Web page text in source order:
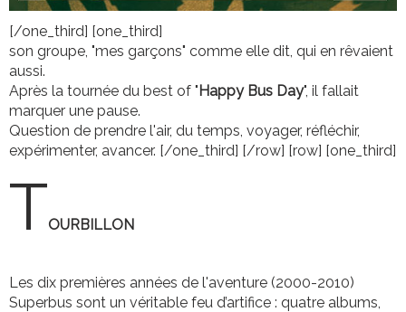
[/one_third] [one_third]
son groupe, "mes garçons" comme elle dit, qui en rêvaient
aussi.
Après la tournée du best of "Happy Bus Day", il fallait
marquer une pause.
Question de prendre l'air, du temps, voyager, réfléchir,
expérimenter, avancer. [/one_third] [/row] [row] [one_third]
TOURBILLON
Les dix premières années de l'aventure (2000-2010)
Superbus sont un véritable feu d’artifice : quatre albums,